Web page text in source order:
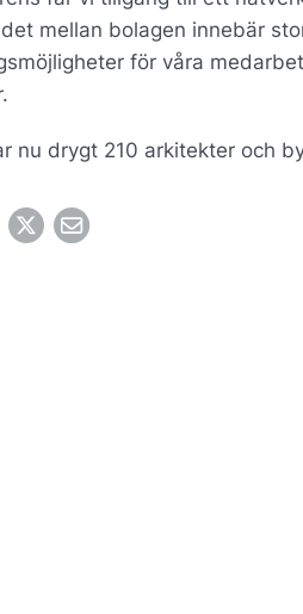
mellan bolagen innebär
för våra
nu drygt 210 arkitekter och